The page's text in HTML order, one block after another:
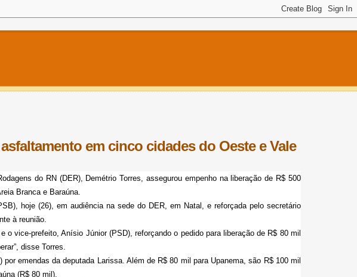
em cinco cidades do Oeste e Vale
do RN (DER), Demétrio Torres, assegurou empenho na liberação de R$ 500
Branca e Baraúna.
hoje (26), em audiência na sede do DER, em Natal, e reforçada pelo secretário
à reunião.
o vice-prefeito, Anísio Júnior (PSD), reforçando o pedido para liberação de R$ 80 mil
disse Torres.
emendas da deputada Larissa. Além de R$ 80 mil para Upanema, são R$ 100 mil
(R$ 80 mil).